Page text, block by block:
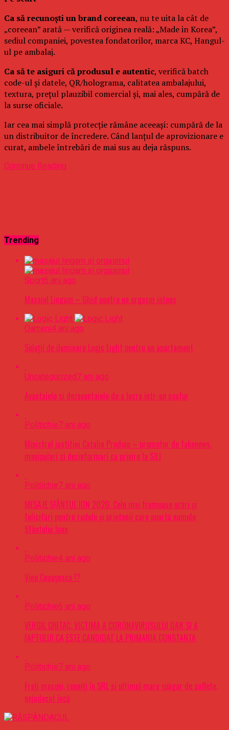
Ca să recunoști un brand coreean, nu te uita la cât de
„coreean” arată — verifică originea reală: „Made in Korea”,
sediul companiei, povestea fondatorilor, marca KC, Hangul-
ul pe ambalaj.
Ca să te asiguri că produsul e autentic, verifică batch
code-ul și datele, QR/holograma, calitatea ambalajului,
textura, prețul plauzibil comercial și, mai ales, cumpără de
la surse oficiale.
Iar cea mai simplă protecție rămâne aceeași: cumpără de la
un distribuitor de încredere. Când lanțul de aprovizionare e
curat, ambele întrebări de mai sus au deja răspuns.
Continue Reading
Trending
Sport6 ani ago
Masajul Lingam – Ghid pentru un orgasm intens
Oameni4 ani ago
Soluții de iluminare Logic Light pentru un apartament
Uncategorized7 ani ago
Avantajele si dezavantajele de a lucra intr-un coafor
Politichie7 ani ago
Ministrul justitiei Catalin Predoiu – promotor de fakenews,
manipulari si dezinformari cu privire la SIIJ
Politichie7 ani ago
MESAJE SFÂNTUL ION 2020. Cele mai frumoase urări şi
felicitări pentru rudele şi prietenii care poartă numele
Sfântului Ioan
Politichie4 ani ago
Vine Ceaușescu !?
Politichie6 ani ago
VERGIL CHITAC, VICTIMA A CORONAVIRUSULUI DAR SI A
FAPTULUI CA ESTE CANDIDAT LA PRIMARIA CONSTANTA
Politichie7 ani ago
Frați masoni, reuniți în SRL si ultimul mare șpăgar de suflete,
nejudecat încă